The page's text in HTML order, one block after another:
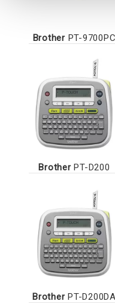
BrotherPT-9700PC
BrotherPT-D200
BrotherPT-D200DA